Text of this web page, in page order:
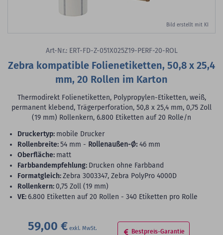
Bild erstellt mit KI
Art-Nr.: ERT-FD-Z-051X025Z19-PERF-20-ROL
Zebra kompatible Folienetiketten, 50,8 x 25,4
mm, 20 Rollen im Karton
Thermodirekt Folienetiketten, Polypropylen-Etiketten, weiß,
permanent klebend, Trägerperforation, 50,8 x 25,4 mm, 0,75 Zoll
(19 mm) Rollenkern, 6.800 Etiketten auf 20 Rolle/n
Druckertyp: mobile Drucker
Rollenbreite:54 mm - Rollenaußen-Ø: 46 mm
Oberfläche: matt
Farbbandempfehlung: Drucken ohne Farbband
Formatgleich:Zebra 3003347, Zebra PolyPro 4000D
Rollenkern:0,75 Zoll (19 mm)
VE:6.800 Etiketten auf 20 Rollen - 340 Etiketten pro Rolle
59,00 € Bestpreis-Garantie